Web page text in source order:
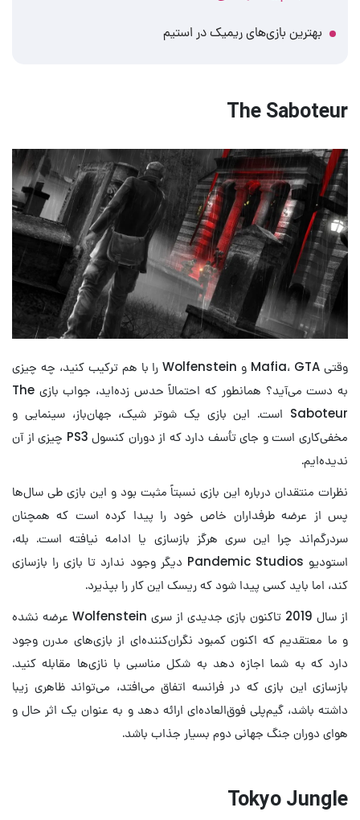
بهترین بازی‌های ریمیک در استیم
The Saboteur
وقتی Mafia، GTA و Wolfenstein را با هم ترکیب کنید، چه چیزی
به دست می‌آید؟ همانطور که احتمالاً حدس زده‌اید، جواب بازی The
Saboteur است. این بازی یک شوتر شیک، جهان‌باز، سینمایی و
مخفی‌کاری است و جای تأسف دارد که از دوران کنسول PS3 چیزی از آن
ندیده‌ایم.
نظرات منتقدان درباره این بازی نسبتاً مثبت بود و این بازی طی سال‌ها
پس از عرضه طرفداران خاص خود را پیدا کرده است که همچنان
سردرگم‌اند چرا این سری هرگز بازسازی یا ادامه نیافته است. بله،
استودیو Pandemic Studios دیگر وجود ندارد تا بازی را بازسازی
کند، اما باید کسی پیدا شود که ریسک این کار را بپذیرد.
از سال 2019 تاکنون بازی جدیدی از سری Wolfenstein عرضه نشده
و ما معتقدیم که اکنون کمبود نگران‌کننده‌ای از بازی‌های مدرن وجود
دارد که به شما اجازه دهد به شکل مناسبی با نازی‌ها مقابله کنید.
بازسازی این بازی که در فرانسه اتفاق می‌افتد، می‌تواند ظاهری زیبا
داشته باشد، گیم‌پلی فوق‌العاده‌ای ارائه دهد و به عنوان یک اثر حال و
هوای دوران جنگ جهانی دوم بسیار جذاب باشد.
Tokyo Jungle